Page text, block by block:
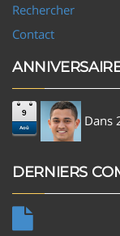
Rechercher
Contact
9
Aoû Dans
DERNIERS